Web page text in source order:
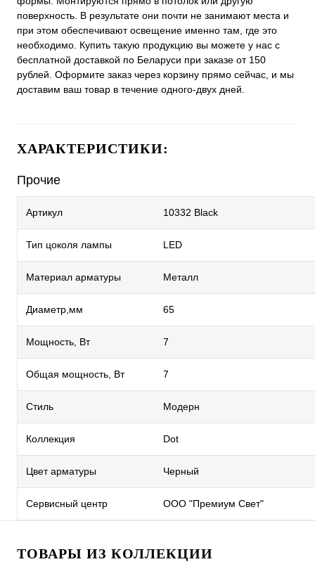
поверхность. В результате они почти не занимают места и
при этом обеспечивают освещение именно там, где это
необходимо. Купить такую продукцию вы можете у нас с
бесплатной доставкой по Беларуси при заказе от 150
рублей. Оформите заказ через корзину прямо сейчас, и мы
доставим ваш товар в течение одного-двух дней.
ХАРАКТЕРИСТИКИ:
Прочие
Артикул 10332 Black
Тип цоколя лампы LED
Материал арматуры Металл
Диаметр,мм 65
Мощность, Вт 7
Общая мощность, Вт 7
Стиль Модерн
Коллекция Dot
Цвет арматуры Черный
Сервисный центр ООО "Премиум Свет"
ТОВАРЫ ИЗ КОЛЛЕКЦИИ